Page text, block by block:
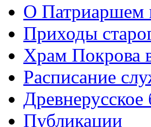
О Патриаршем
Приходы
Храм Покрова
Расписание
Публикации